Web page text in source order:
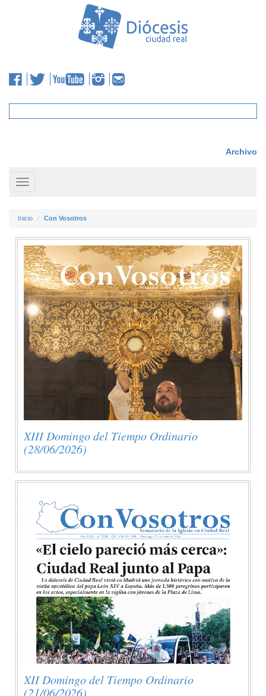
Archivo
Toggle
navigation
Inicio Con Vosotros
XIII Domingo del Tiempo Ordinario
(28/06/2026)
XII Domingo del Tiempo Ordinario
(21/06/2026)